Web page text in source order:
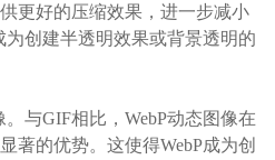
更好的压缩效果，进一步减小
为创建半透明效果或背景透明的
与GIF相比，WebP动态图像在
著的优势。这使得WebP成为创